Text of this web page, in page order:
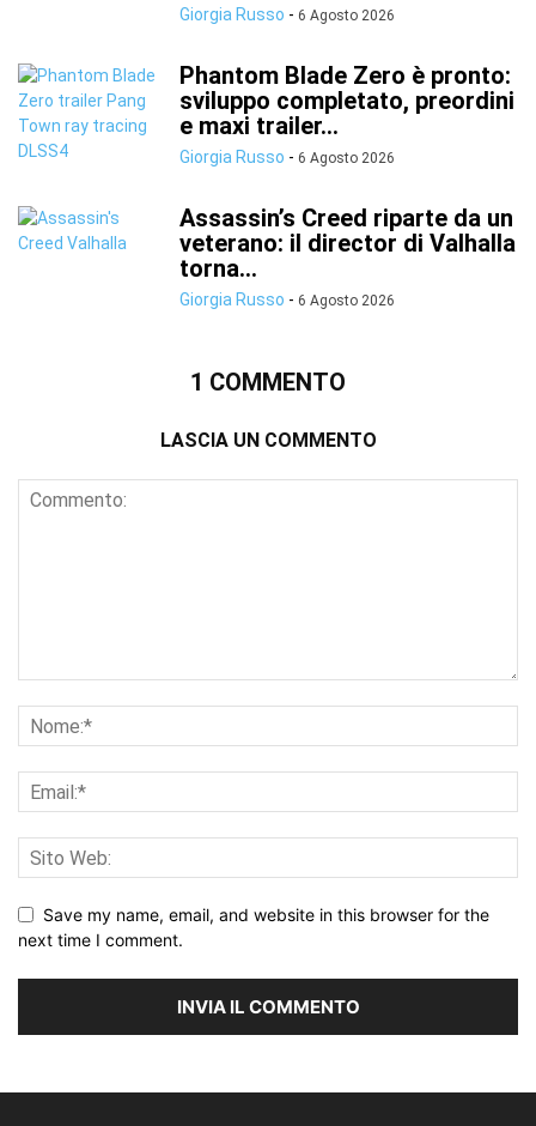
Giorgia Russo - 6 Agosto 2026
Phantom Blade Zero è pronto:
sviluppo completato, preordini
e maxi trailer...
Giorgia Russo - 6 Agosto 2026
Assassin’s Creed riparte da un
veterano: il director di Valhalla
torna...
Giorgia Russo - 6 Agosto 2026
1 COMMENTO
LASCIA UN COMMENTO
Save my name, email, and website in this browser for the
next time I comment.